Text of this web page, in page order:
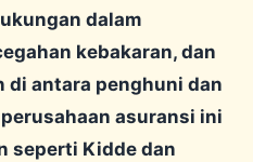
dalam
kebakaran, dan
di antara penghuni dan
asuransi ini
seperti Kidde dan